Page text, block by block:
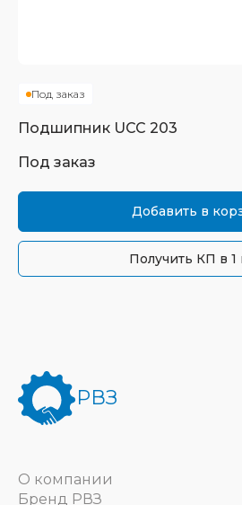
Под заказ
Подшипник UCC 203
Под заказ
Добавить в
Получить КП в 1
РВЗ
О компании
Бренд РВЗ